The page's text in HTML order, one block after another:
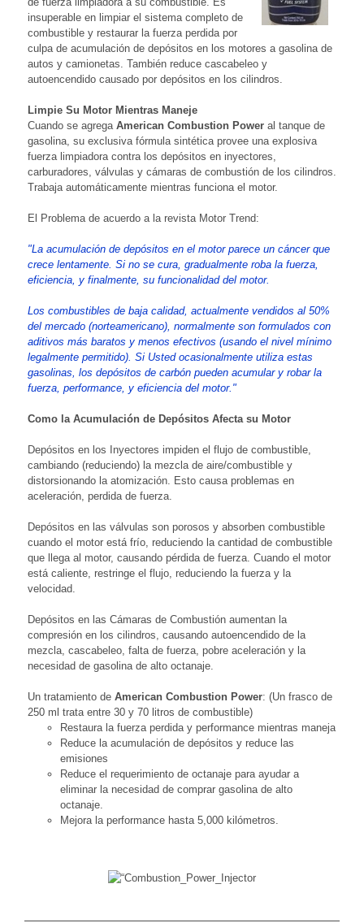
insuperable en limpiar el sistema completo de
combustible y restaurar la fuerza perdida por
culpa de acumulación de depósitos en los motores a gasolina de
autos y camionetas. También reduce cascabeleo y
autoencendido causado por depósitos en los cilindros.
Limpie Su Motor Mientras Maneje
Cuando se agrega American Combustion Power al tanque de
gasolina, su exclusiva fórmula sintética provee una explosiva
fuerza limpiadora contra los depósitos en inyectores,
carburadores, válvulas y cámaras de combustión de los cilindros.
Trabaja automáticamente mientras funciona el motor.
El Problema de acuerdo a la revista Motor Trend:
"La acumulación de depósitos en el motor parece un cáncer que
crece lentamente. Si no se cura, gradualmente roba la fuerza,
eficiencia, y finalmente, su funcionalidad del motor.
Los combustibles de baja calidad, actualmente vendidos al 50%
del mercado (norteamericano), normalmente son formulados con
aditivos más baratos y menos efectivos (usando el nivel mínimo
legalmente permitido). Si Usted ocasionalmente utiliza estas
gasolinas, los depósitos de carbón pueden acumular y robar la
fuerza, performance, y eficiencia del motor."
Como la Acumulación de Depósitos Afecta su Motor
Depósitos en los Inyectores impiden el flujo de combustible,
cambiando (reduciendo) la mezcla de aire/combustible y
distorsionando la atomización. Esto causa problemas en
aceleración, perdida de fuerza.
Depósitos en las válvulas son porosos y absorben combustible
cuando el motor está frío, reduciendo la cantidad de combustible
que llega al motor, causando pérdida de fuerza. Cuando el motor
está caliente, restringe el flujo, reduciendo la fuerza y la
velocidad.
Depósitos en las Cámaras de Combustión aumentan la
compresión en los cilindros, causando autoencendido de la
mezcla, cascabeleo, falta de fuerza, pobre aceleración y la
necesidad de gasolina de alto octanaje.
Un tratamiento de American Combustion Power: (Un frasco de
250 ml trata entre 30 y 70 litros de combustible)
Restaura la fuerza perdida y performance mientras maneja
Reduce la acumulación de depósitos y reduce las
emisiones
Reduce el requerimiento de octanaje para ayudar a
eliminar la necesidad de comprar gasolina de alto
octanaje.
Mejora la performance hasta 5,000 kilómetros.